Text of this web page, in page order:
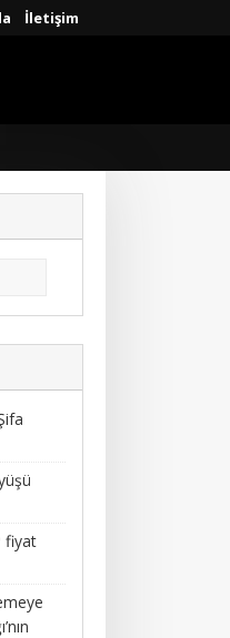
İletişim
fiyat